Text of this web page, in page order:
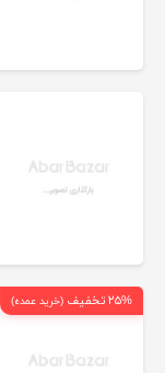
۲۵% تخفیف (خرید عمده)